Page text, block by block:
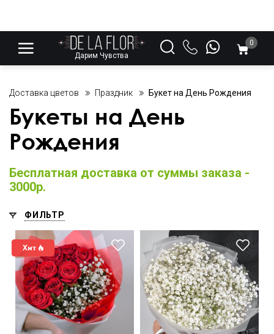
Дарим Чувства
0
Доставка цветов Праздник Букет на День Рождения
Букеты на День
Рождения
Бесплатная доставка от суммы заказа -
3000р.
ФИЛЬТР
Упаковка: матовая пленка
60 см
45-50 см